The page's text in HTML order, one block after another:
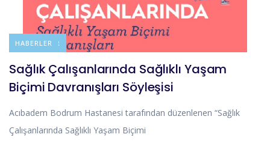
DUYURULAR
HABERLER
Sağlık Çalışanlarında Sağlıklı Yaşam
Biçimi Davranışları Söyleşisi
Acıbadem Bodrum Hastanesi tarafından düzenlenen “Sağlık
Çalışanlarında Sağlıklı Yaşam Biçimi